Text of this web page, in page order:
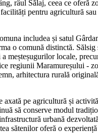
râul Sălaj, ceea ce oferă
pentru agricultură
includea și satul
o comună distinctă. Sălsig
meșteșugurilor locale,
regiunii Maramureșului -
arhitectura rurală
axată pe agricultură și
să conserve modul
urbană
sătenilor oferă o